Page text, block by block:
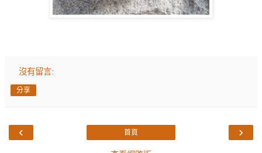
沒有留言:
分享
‹ ›
首頁